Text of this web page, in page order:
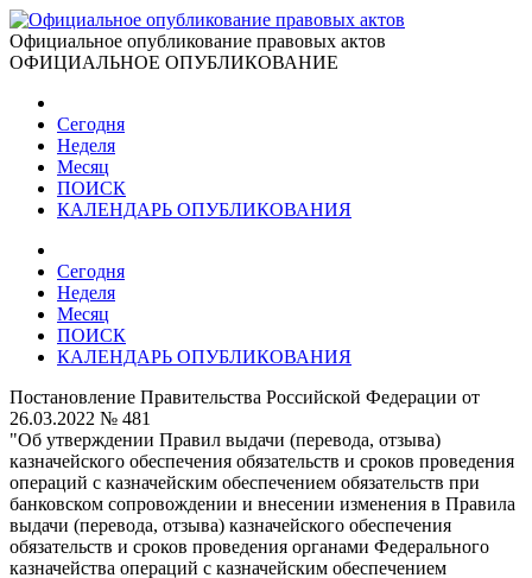
Официальное опубликование правовых актов
ОФИЦИАЛЬНОЕ ОПУБЛИКОВАНИЕ
Сегодня
Неделя
Месяц
ПОИСК
КАЛЕНДАРЬ ОПУБЛИКОВАНИЯ
Сегодня
Неделя
Месяц
ПОИСК
КАЛЕНДАРЬ ОПУБЛИКОВАНИЯ
Постановление Правительства Российской Федерации от
26.03.2022 № 481
"Об утверждении Правил выдачи (перевода, отзыва)
казначейского обеспечения обязательств и сроков проведения
операций с казначейским обеспечением обязательств при
банковском сопровождении и внесении изменения в Правила
выдачи (перевода, отзыва) казначейского обеспечения
обязательств и сроков проведения органами Федерального
казначейства операций с казначейским обеспечением